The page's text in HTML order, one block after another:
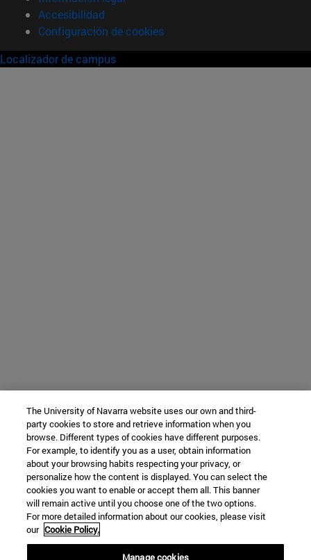
Accesibilidad
Configuración de cookies
Localizador de campus
The University of Navarra website uses our own and third-
party cookies to store and retrieve information when you
browse. Different types of cookies have different purposes.
For example, to identify you as a user, obtain information
about your browsing habits respecting your privacy, or
personalize how the content is displayed. You can select the
cookies you want to enable or accept them all. This banner
will remain active until you choose one of the two options.
For more detailed information about our cookies, please visit
our Cookie Policy.
Manage cookies